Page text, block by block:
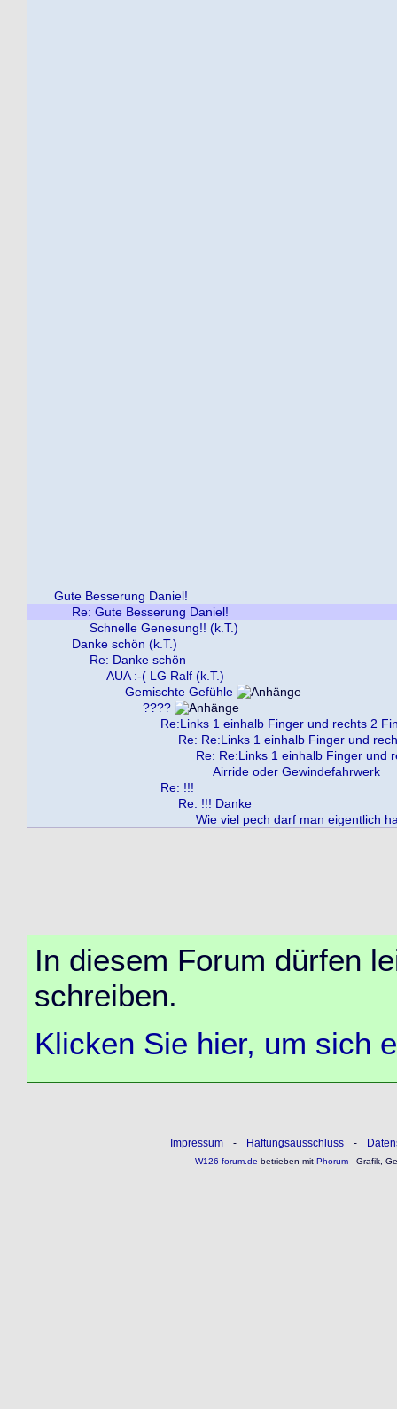
Gute Besserung Daniel!
Re: Gute Besserung Daniel!
Schnelle Genesung!! (k.T.)
Danke schön (k.T.)
Re: Danke schön
AUA :-( LG Ralf (k.T.)
Gemischte Gefühle
????
Re:Links 1 einhalb Finger und rechts 2
Re: Re:Links 1 einhalb Finger und
Re: Re:Links 1 einhalb Finger und
Airride oder Gewindefahrwerk
Re: !!!
Re: !!! Danke
Wie viel pech darf man eigentlich
In diesem Forum dürfen
schreiben.
Klicken Sie hier, um sich
Impressum - Haftungsausschluss -
W126-forum.de betrieben mitPhorum- Grafik,